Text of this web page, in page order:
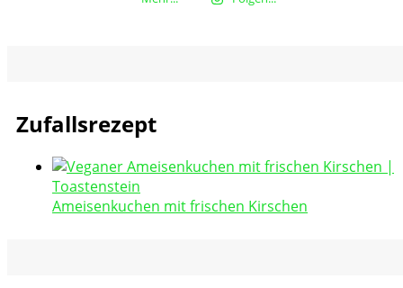
Zufallsrezept
Ameisenkuchen mit frischen Kirschen